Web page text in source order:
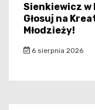
Sienkiewicz w
Głosuj na
Młodzieży!
6 sierpnia 2026